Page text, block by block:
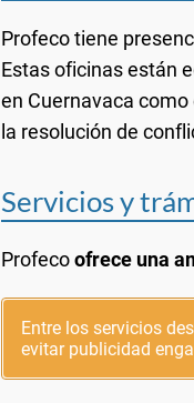
Profeco tiene
Estas oficinas están
en Cuernavaca
la resolución de
Servicios y
Profecoofrece una
Entre los servicios
evitar publicidad